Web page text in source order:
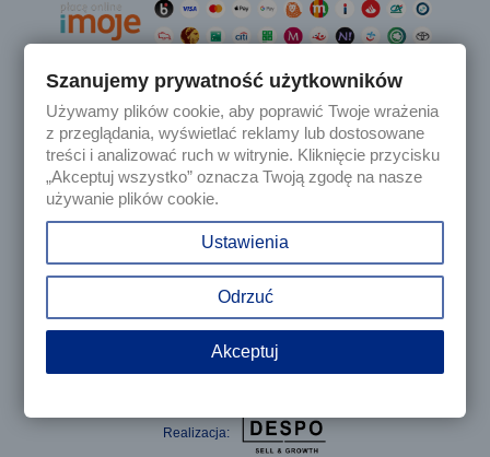
Produkty 
Nasza firma 
© 2025 - Sklep internetowy Tomczesci.pl. Wszelkie prawa
Realizacja:
Szanujemy prywatność użytkowników
Używamy plików cookie, aby poprawić Twoje wrażenia
z przeglądania, wyświetlać reklamy lub dostosowane
treści i analizować ruch w witrynie. Kliknięcie przycisku
„Akceptuj wszystko” oznacza Twoją zgodę na nasze
używanie plików cookie.
Ustawienia
Odrzuć
Akceptuj